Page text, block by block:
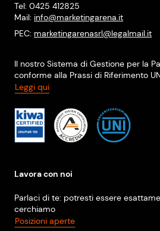
Tel: 0425 412825
Mail: info@marketingarena.it
PEC: marketingarenasrl@legalmail.it
Il nostro Sistema di Gestione per la
conforme alla Prassi di Riferimento
Leggi qui
Lavora con noi
Parlaci di te: potresti essere
cerchiamo
Posizioni aperte